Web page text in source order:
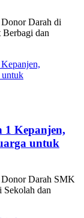
Donor Darah di
dan
Kepanjen,
untuk
Donor Darah SMK
Sekolah dan